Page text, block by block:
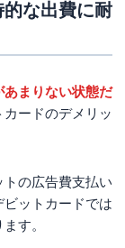
な出費に耐
あまりない状態だ
カードのデメリッ
の広告費支払い
ットカードでは
す。